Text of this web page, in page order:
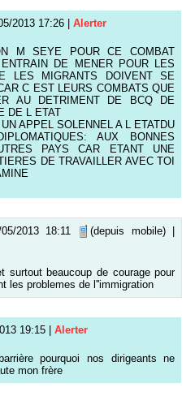
2013 17:26 Alerter
M SEYE POUR CE COMBAT
DE MENER POUR LES
LES MIGRANTS DOIVENT SE
C EST LEURS COMBATS QUE
AU DETRIMENT DE BCQ DE
DE L ETAT
APPEL SOLENNEL A L ETATDU
AUX BONNES
PAYS CAR ETANT UNE
DE TRAVAILLER AVEC TOI
2013 18:11 (depuis mobile)|
beaucoup de courage pour
les problemes de l''immigration
19:15 Alerter
pourquoi nos dirigeants ne
mon frère